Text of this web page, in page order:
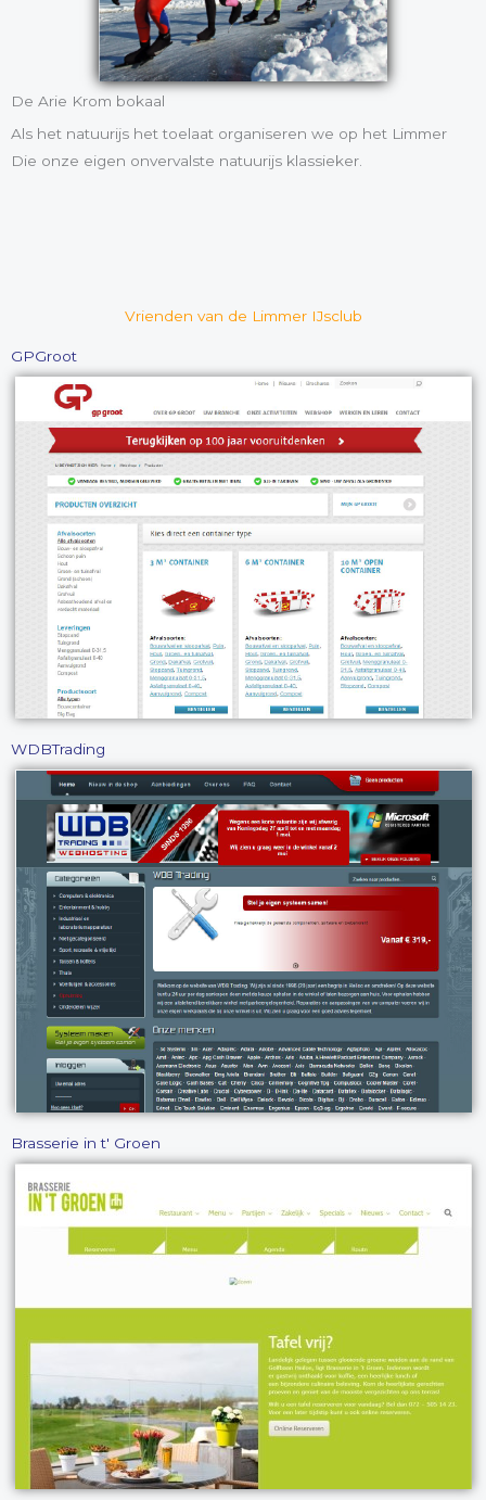
De Arie Krom bokaal
Als het natuurijs het toelaat organiseren we op het Limmer
Die onze eigen onvervalste natuurijs klassieker.
Vrienden van de Limmer IJsclub
GPGroot
WDBTrading
Brasserie in t' Groen